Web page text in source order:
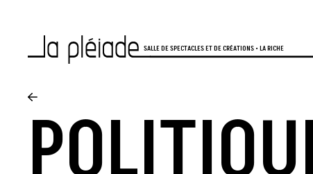
SALLE DE SPECTACLES ET DE CRÉATIONS • LA RICHE